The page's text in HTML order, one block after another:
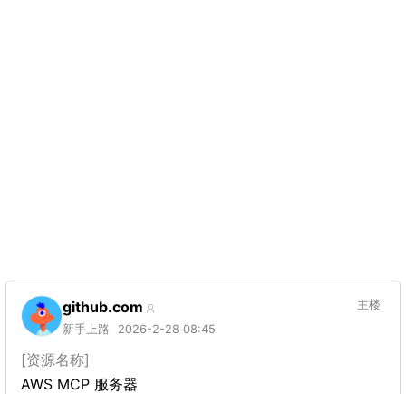
github.com
新手上路 2026-2-28 08:45
主楼
[资源名称]
AWS MCP 服务器